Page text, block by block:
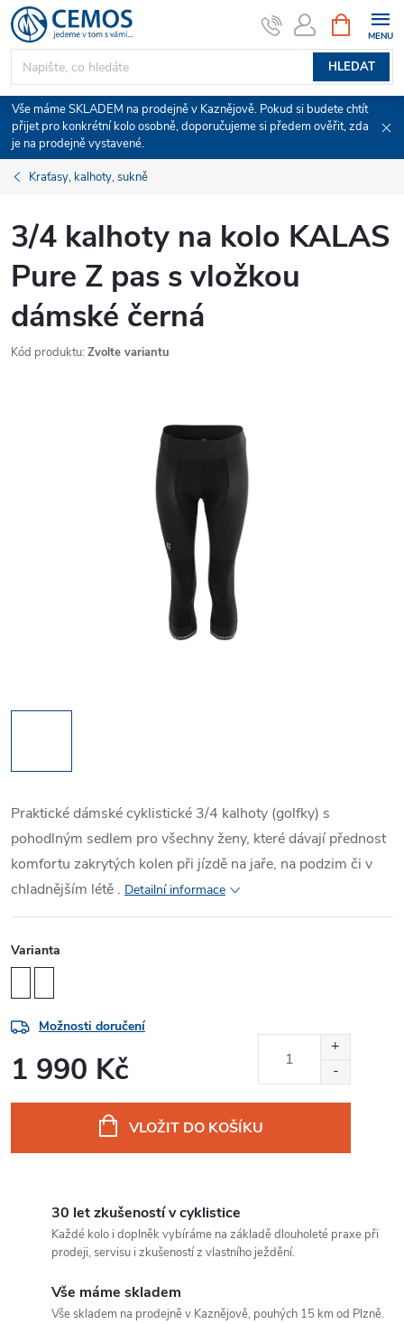
Přejít
na
obsah
HLEDAT
NÁKUPNÍ
KOŠÍK
Vše máme SKLADEM na prodejně v Kaznějově. Pokud si budete chtít
přijet pro konkrétní kolo osobně, doporučujeme si předem ověřit, zda
je na prodejně vystavené.
Kraťasy, kalhoty, sukně
3/4 kalhoty na kolo KALAS
Pure Z pas s vložkou
dámské černá
Kód produktu: Zvolte variantu
Praktické dámské cyklistické 3/4 kalhoty (golfky) s
pohodlným sedlem pro všechny ženy, které dávají přednost
komfortu zakrytých kolen při jízdě na jaře, na podzim či v
chladnějším létě . Detailní informace
Varianta
Možnosti doručení
1 990 Kč
VLOŽIT DO KOŠÍKU
30 let zkušeností v cyklistice
Každé kolo i doplněk vybíráme na základě dlouholeté praxe při
prodeji, servisu i zkušeností z vlastního ježdění.
Vše máme skladem
Vše skladem na prodejně v Kaznějově, pouhých 15 km od Plzně.